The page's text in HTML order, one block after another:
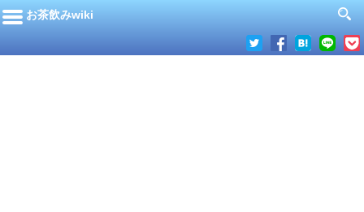
お茶飲みwiki